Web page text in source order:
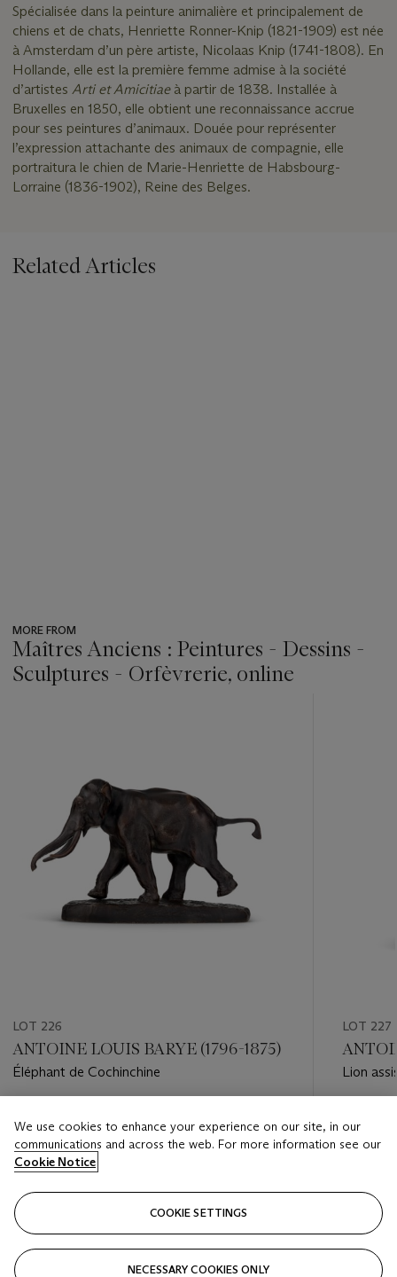
Spécialisée dans la peinture animalière et principalement de
chiens et de chats, Henriette Ronner-Knip (1821-1909) est née
à Amsterdam d’un père artiste, Nicolaas Knip (1741-1808). En
Hollande, elle est la première femme admise à la société
d’artistes Arti et Amicitiae à partir de 1838. Installée à
Bruxelles en 1850, elle obtient une reconnaissance accrue
pour ses peintures d’animaux. Douée pour représenter
l’expression attachante des animaux de compagnie, elle
portraitura le chien de Marie-Henriette de Habsbourg-
Lorraine (1836-1902), Reine des Belges.
Related Articles
MORE FROM
Maîtres Anciens : Peintures - Dessins -
Sculptures - Orfèvrerie, online
LOT 226
ANTOINE LOUIS BARYE (1796-1875)
Éléphant de Cochinchine
EUR 1,500 - EUR 2,000
Closed
LOT 227
Lion
EUR
We use cookies to enhance your experience on our site, in our
communications and across the web. For more information see our
Cookie Notice
COOKIE SETTINGS
NECESSARY COOKIES ONLY